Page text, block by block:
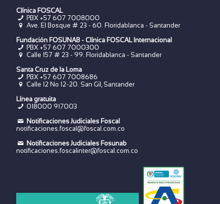
Clínica FOSCAL
PBX +57 607 7008000
Ave. El Bosque # 23 - 60. Floridablanca - Santander
Fundación FOSUNAB - Clínica FOSCAL Internacional
PBX +57 607 7000300
Calle 157 # 23 - 99. Floridablanca - Santander
Santa Cruz de la Loma
PBX +57 607 7008686
Calle 12 No 12-20. San Gil, Santander
Línea gratuita
018000 917003
Notificaciones Judiciales Foscal
notificaciones.foscal@foscal.com.co
Notificaciones Judiciales Fosunab
notificaciones.foscalinter@foscal.com.co